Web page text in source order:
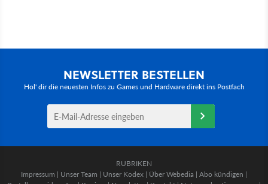
NEWSLETTER BESTELLEN
Hol' dir die neuesten Infos zu Games und Hardware direkt ins Postfach
RUBRIKEN
Impressum | Unser Team | Unser Kodex | Über Webedia | Abo kündigen |